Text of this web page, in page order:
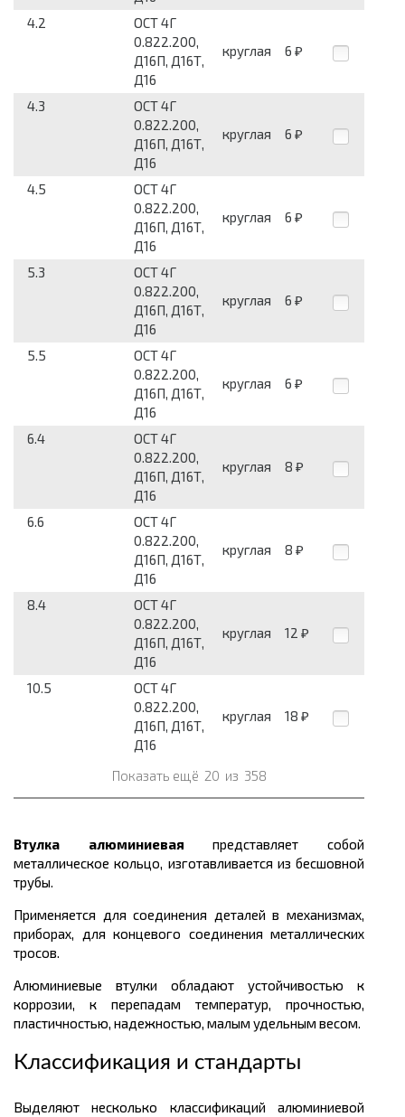
4.2
ОСТ 4Г
0.822.200,
Д16П, Д16Т,
Д16
круглая 6 ₽
4.3
ОСТ 4Г
0.822.200,
Д16П, Д16Т,
Д16
круглая 6 ₽
4.5
ОСТ 4Г
0.822.200,
Д16П, Д16Т,
Д16
круглая 6 ₽
5.3
ОСТ 4Г
0.822.200,
Д16П, Д16Т,
Д16
круглая 6 ₽
5.5
ОСТ 4Г
0.822.200,
Д16П, Д16Т,
Д16
круглая 6 ₽
6.4
ОСТ 4Г
0.822.200,
Д16П, Д16Т,
Д16
круглая 8 ₽
6.6
ОСТ 4Г
0.822.200,
Д16П, Д16Т,
Д16
круглая 8 ₽
8.4
ОСТ 4Г
0.822.200,
Д16П, Д16Т,
Д16
круглая 12 ₽
10.5
ОСТ 4Г
0.822.200,
Д16П, Д16Т,
Д16
круглая 18 ₽
Показать ещё 20 из 358
Втулка алюминиевая представляет собой
металлическое кольцо, изготавливается из бесшовной
трубы.
Применяется для соединения деталей в механизмах,
приборах, для концевого соединения металлических
тросов.
Алюминиевые втулки обладают устойчивостью к
коррозии, к перепадам температур, прочностью,
пластичностью, надежностью, малым удельным весом.
Классификация и стандарты
Выделяют несколько классификаций алюминиевой